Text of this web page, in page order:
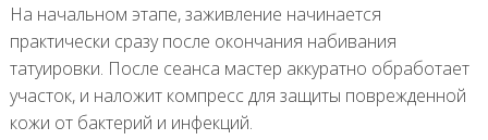
На начальном этапе, заживление начинается
практически сразу после окончания набивания
татуировки. После сеанса мастер аккуратно обработает
участок, и наложит компресс для защиты поврежденной
кожи от бактерий и инфекций.